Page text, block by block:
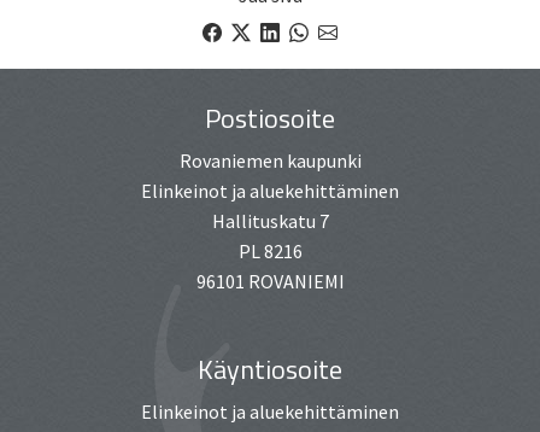
FacebookLinkedIn
WhatsApp
email
Postiosoite
Rovaniemen kaupunki
Elinkeinot ja aluekehittäminen
Hallituskatu 7
PL 8216
96101 ROVANIEMI
Käyntiosoite
Elinkeinot ja aluekehittäminen